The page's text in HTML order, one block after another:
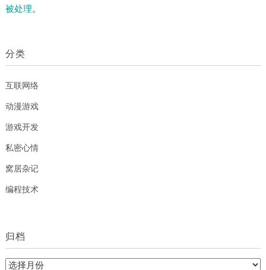
被处理。
分类
互联网络
动漫游戏
游戏开发
私密心情
窝居杂记
编程技术
归档
归